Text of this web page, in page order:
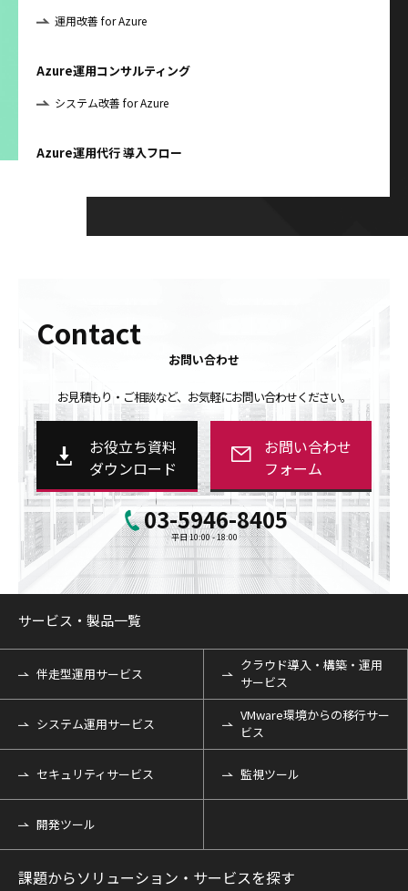
運用改善 for Azure
Azure運用コンサルティング
システム改善 for Azure
Azure運用代行 導入フロー
Contact
お問い合わせ
お見積もり・ご相談など、お気軽にお問い合わせください。
お役立ち資料
ダウンロード
お問い合わせ
フォーム
03-5946-8405
平日 10:00 - 18:00
サービス・製品一覧
伴走型運用サービス
クラウド導入・構築・運用
サービス
システム運用サービス
VMware環境からの移行サー
ビス
セキュリティサービス 監視ツール
開発ツール
課題からソリューション・サービスを探す